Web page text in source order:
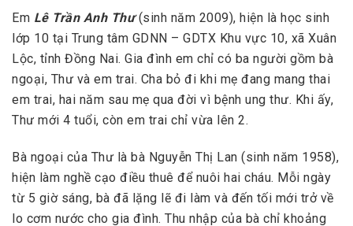
Em Lê Trần Anh Thư(sinh năm 2009), hiện là học sinh
lớp 10 tại Trung tâm GDNN – GDTX Khu vực 10, xã Xuân
Lộc, tỉnh Đồng Nai. Gia đình em chỉ có ba người gồm bà
ngoại, Thư và em trai. Cha bỏ đi khi mẹ đang mang thai
em trai, hai năm sau mẹ qua đời vì bệnh ung thư. Khi ấy,
Thư mới 4 tuổi, còn em trai chỉ vừa lên 2.
Bà ngoại của Thư là bà Nguyễn Thị Lan (sinh năm 1958),
hiện làm nghề cạo điều thuê để nuôi hai cháu. Mỗi ngày
từ 5 giờ sáng, bà đã lặng lẽ đi làm và đến tối mới trở về
lo cơm nước cho gia đình. Thu nhập của bà chỉ khoảng